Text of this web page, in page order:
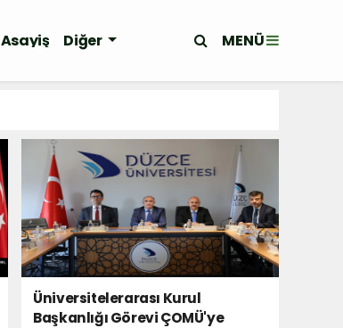
Asayiş Diğer MENÜ
Üniversitelerarası Kurul
Başkanlığı Görevi ÇOMÜ'ye